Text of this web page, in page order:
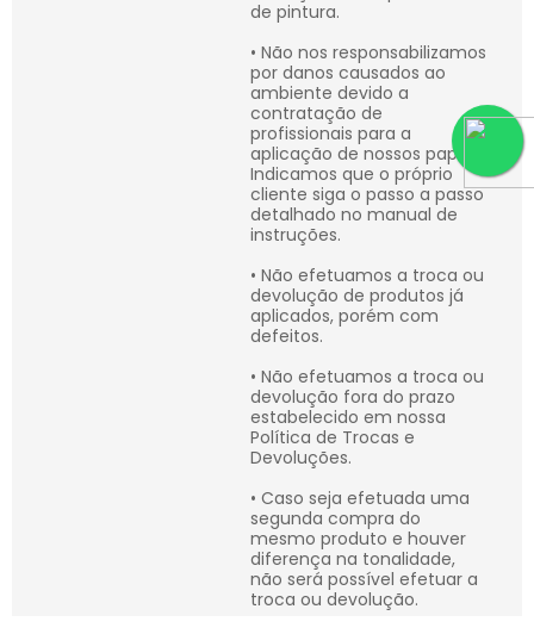
de pintura.
• Não nos responsabilizamos
por danos causados ao
ambiente devido a
contratação de
profissionais para a
aplicação de nossos papéis.
Indicamos que o próprio
cliente siga o passo a passo
detalhado no manual de
instruções.
• Não efetuamos a troca ou
devolução de produtos já
aplicados, porém com
defeitos.
• Não efetuamos a troca ou
devolução fora do prazo
estabelecido em nossa
Política de Trocas e
Devoluções.
• Caso seja efetuada uma
segunda compra do
mesmo produto e houver
diferença na tonalidade,
não será possível efetuar a
troca ou devolução.